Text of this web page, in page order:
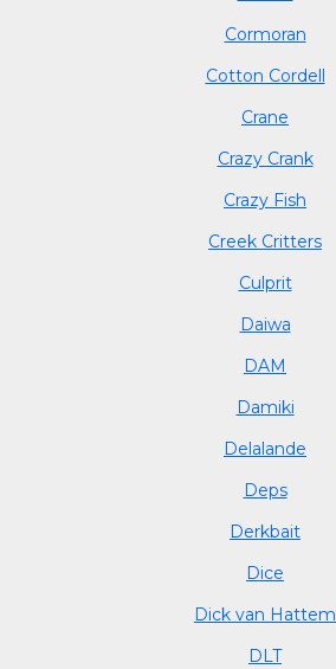
Cormoran
Cotton Cordell
Crane
Crazy Crank
Crazy Fish
Creek Critters
Culprit
Daiwa
DAM
Damiki
Delalande
Deps
Derkbait
Dice
Dick van Hattem
DLT